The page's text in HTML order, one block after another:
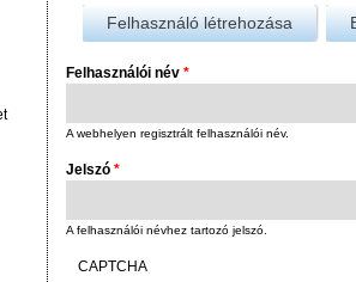
Felhasználó létrehozása
Felhasználói név *
A webhelyen regisztrált felhasználói név.
Jelszó *
A felhasználói névhez tartozó jelszó.
CAPTCHA